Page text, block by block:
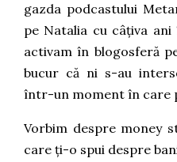
gazda podcastului
pe Natalia cu câțiva
activam în blogosferă
bucur că ni s-au
într-un moment în care
Vorbim despre money
care ți-o spui despre